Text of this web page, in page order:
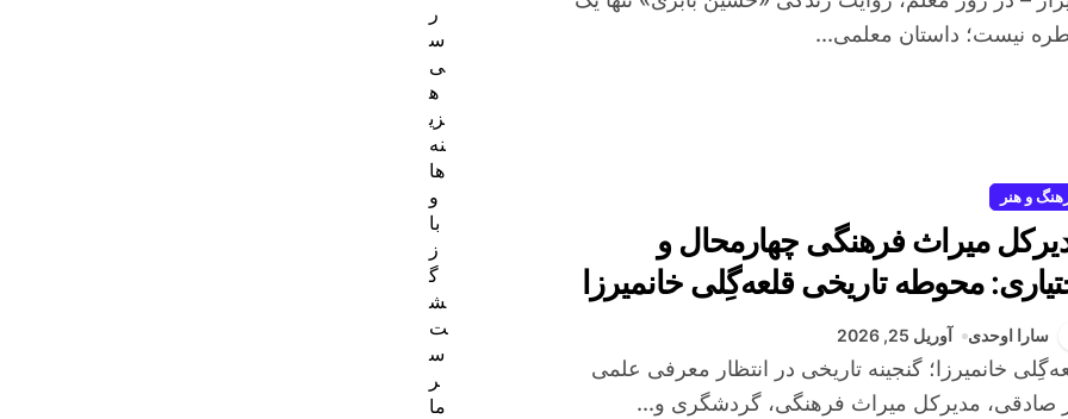
نیست؛ داستان معلمی...
و هنر
میراث فرهنگی چهارمحال و
محوطه تاریخی قلعه‌گِلی خانمیرزا
از مهمترین محوطه‌های کشور است
سارا اوحدی آوریل 25, 2026
صادقی، مدیرکل میراث فرهنگی، گردشگری و...
ر
س
ی
ه
زی
نه‌
ها
و
با
ز
گ
ش
ت
س
ر
ما